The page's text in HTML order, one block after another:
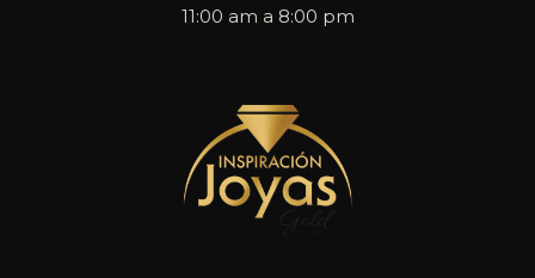
11:00 am a 8:00 pm